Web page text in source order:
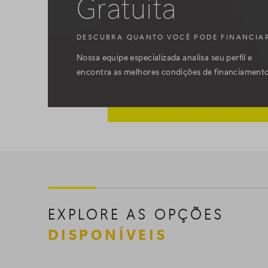
DESCUBRA QUANTO VOCÊ PODE
Nossa equipe especializada analisa seu perfil e
encontra as melhores condições de
EXPLORE AS OPÇÕES
DISPONÍVEIS